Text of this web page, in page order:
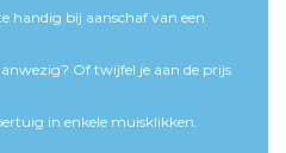
handig bij aanschaf van een
Of twijfel je aan de prijs
in enkele muisklikken.